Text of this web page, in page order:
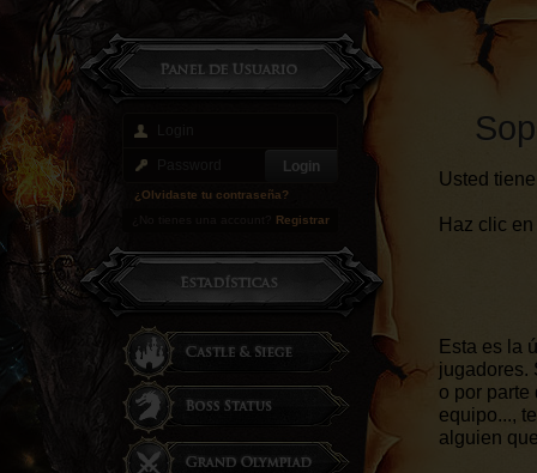
¿Olvidaste tu contraseña?
Registrar
Usted
Haz clic
Esta es la
jugadores.
o por parte
equipo...,
alguien